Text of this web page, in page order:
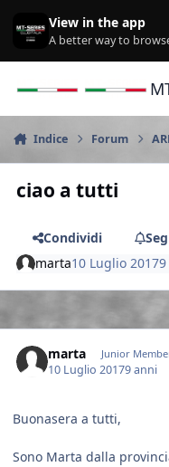
View in the app
A better way to
Indice Forum
ciao a tutti
Condividi
marta10 Luglio 2017
marta Junior
10 Luglio 20179 anni
Buonasera a tutti,
Sono Marta dalla